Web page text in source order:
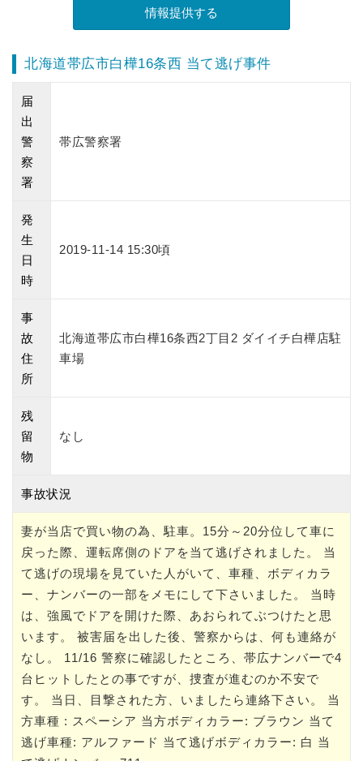
北海道帯広市白樺16条西 当て逃げ事件
届
出
警
察
署
帯広警察署
発
生
日
時
2019-11-14 15:30頃
事
故
住
所
北海道帯広市白樺16条西2丁目2 ダイイチ白樺店駐
車場
残
留
物
なし
事故状況
妻が当店で買い物の為、駐車。15分～20分位して車に
戻った際、運転席側のドアを当て逃げされました。 当
て逃げの現場を見ていた人がいて、車種、ボディカラ
ー、ナンバーの一部をメモにして下さいました。 当時
は、強風でドアを開けた際、あおられてぶつけたと思
います。 被害届を出した後、警察からは、何も連絡が
なし。 11/16 警察に確認したところ、帯広ナンバーで4
台ヒットしたとの事ですが、捜査が進むのか不安で
す。 当日、目撃された方、いましたら連絡下さい。 当
方車種 : スペーシア 当方ボディカラー: ブラウン 当て
逃げ車種: アルファード 当て逃げボディカラー: 白 当